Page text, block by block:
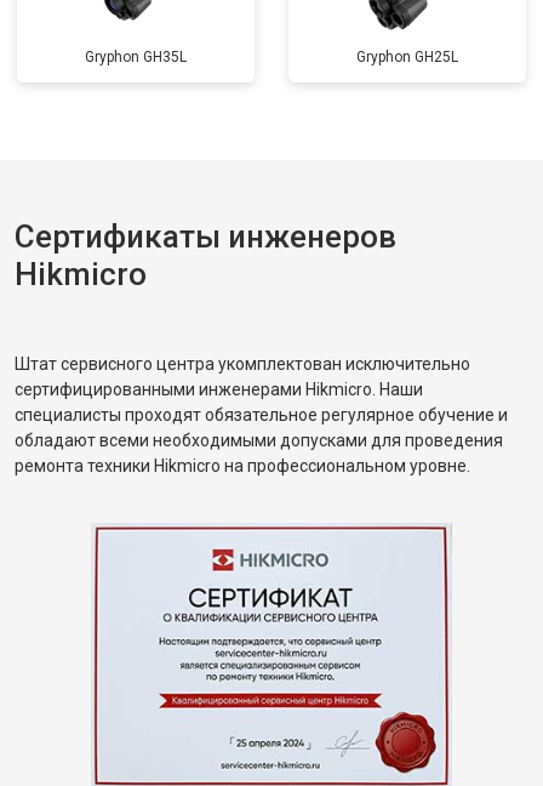
Gryphon GH35L Gryphon GH25L
Сертификаты инженеров
Hikmicro
Штат сервисного центра укомплектован исключительно
сертифицированными инженерами Hikmicro. Наши
специалисты проходят обязательное регулярное обучение и
обладают всеми необходимыми допусками для проведения
ремонта техники Hikmicro на профессиональном уровне.